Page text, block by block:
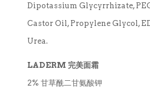
Dipotassium Glycyrrhizate,
Castor Oil, Propylene Glycol,
Urea.
LADERM 完美面霜
2% 甘草酰二甘氨酸钾